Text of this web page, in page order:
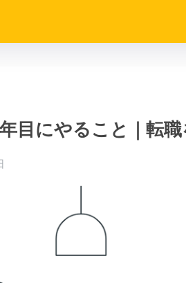
年目にやること｜転